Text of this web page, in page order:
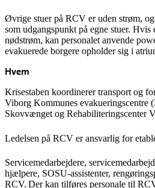
Øvrige stuer på RCV er uden strøm,
som udgangspunkt på egne stuer.
nødstrøm, kan personalet anvende
evakuerede borgere opholder sig i
Hvem
Krisestaben koordinerer transport og
Viborg Kommunes evakueringscentre
Skovvænget og Rehabiliteringscenter
Ledelsen på RCV er ansvarlig for
Servicemedarbejdere,
hjælpere, SOSU-assistenter,
RCV. Derkan tilføres personale til